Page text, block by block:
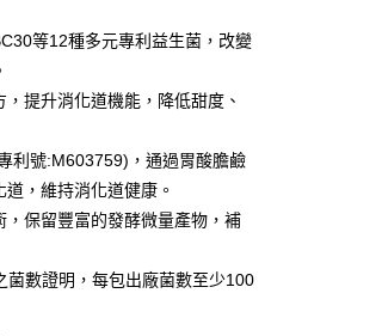
請依後續交易確認頁面所載為準。
易或遇審核未通過，訂單將自動取
表示未達大哥付你分期系統評分，恕
超商條碼／台灣大直營門市／銀行轉
通路繳費。
司」（以下簡稱本公司）所提供，讓
或服務，並由商店將買賣／分期付
使用本公司帳單繳交帳款。
之契約關係目的，商店將以您的個人
台灣大哥大進項蒐集、處理及利
、不需儲值。
款。
付」後，將跳轉至「AFTEE先享後
額後，即可完成結帳。
通知簡訊。
擊此簡訊中的連結，可透過四大超商
付款，方視為交易完成。
繳費，但若您需要取消訂單，請聯
消之訂單仍視為有效，需透過AFTEE
付 」之結帳頁面顯示為準，若有關於
)免運費
)免運費
等12種多元專利益生菌，改變
提升消化道機能，降低甜度、
利號:M603759)，通過胃酸膽鹼
，維持消化道健康。
保留豐富的發酵微量產物，補
菌數證明，每包出廠菌數至少100